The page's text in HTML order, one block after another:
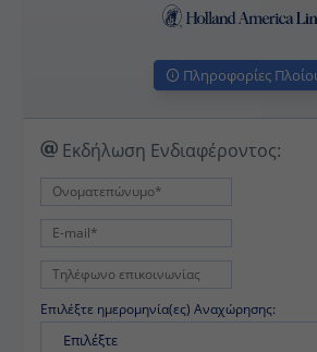
Πληροφορίες
Εκδήλωση Ενδιαφέροντος:
Επιλέξτε ημερομηνία(ες) Αναχώρησης:
Επιλέξτε